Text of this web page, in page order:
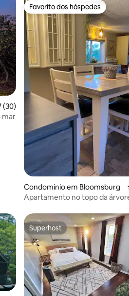
média de 4,87 em 5 estrelas,
(30)
mar
Favorito dos hóspedes
Favorito dos hóspedes
Condomínio em Bloomsburg
Apartamento no topo da
Superhost
Superhost